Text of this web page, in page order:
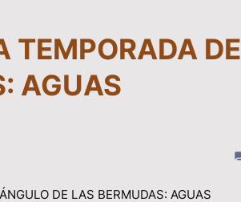
TEMPORADA DE
AGUAS
DE LAS BERMUDAS: AGUAS